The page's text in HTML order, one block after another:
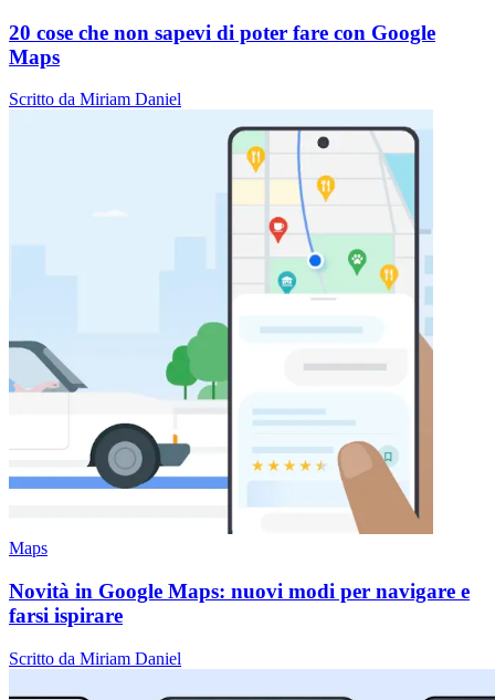
20 cose che non sapevi di poter fare con Google
Maps
Scritto da Miriam Daniel
Maps
Novità in Google Maps: nuovi modi per navigare e
farsi ispirare
Scritto da Miriam Daniel